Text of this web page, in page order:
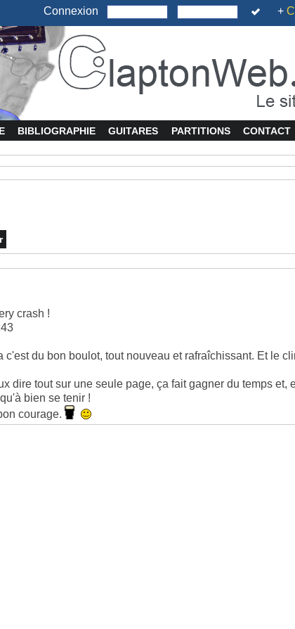
Connexion +
BIBLIOGRAPHIE GUITARES PARTITIONS CONTACT
crash !
c'est du bon boulot, tout nouveau et rafraîchissant. Et le
dire tout sur une seule page, ça fait gagner du temps et,
bien se tenir !
courage.